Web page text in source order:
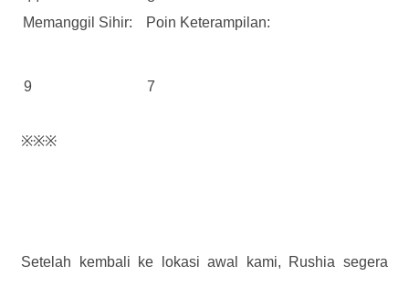
Memanggil Sihir:
9
Poin Keterampilan:
7
※※※
Setelah kembali ke lokasi awal kami, Rushia segera